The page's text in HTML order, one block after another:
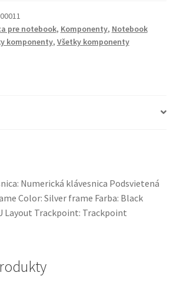
pre notebook, Komponenty, Notebook
komponenty, Všetky komponenty
Numerická klávesnica Podsvietená
Color: Silver frame Farba: Black
Layout Trackpoint: Trackpoint